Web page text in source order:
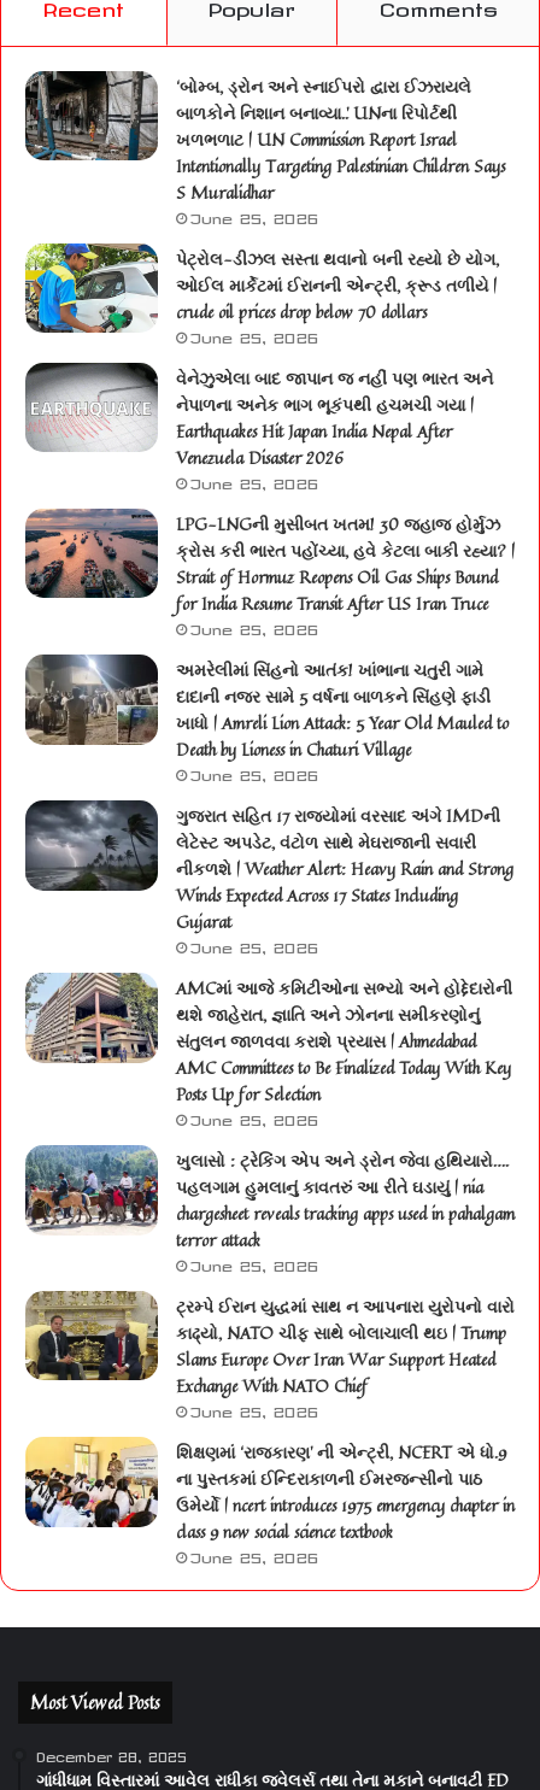
Recent Popular Comments
‘બોમ્બ, ડ્રોન અને સ્નાઈપરો દ્વારા ઈઝરાયલે
બાળકોને નિશાન બનાવ્યા..’ UNના રિપોર્ટથી
ખળભળાટ | UN Commission Report Israel
Intentionally Targeting Palestinian Children Says
S Muralidhar
June 25, 2026
પેટ્રોલ-ડીઝલ સસ્તા થવાનો બની રહ્યો છે યોગ,
ઓઈલ માર્કેટમાં ઈરાનની એન્ટ્રી, ક્રૂડ તળીયે |
crude oil prices drop below 70 dollars
June 25, 2026
વેનેઝુએલા બાદ જાપાન જ નહીં પણ ભારત અને
નેપાળના અનેક ભાગ ભૂકંપથી હચમચી ગયા |
Earthquakes Hit Japan India Nepal After
Venezuela Disaster 2026
June 25, 2026
LPG-LNGની મુસીબત ખતમ! 30 જહાજ હોર્મુઝ
ક્રોસ કરી ભારત પહોંચ્યા, હવે કેટલા બાકી રહ્યા? |
Strait of Hormuz Reopens Oil Gas Ships Bound
for India Resume Transit After US Iran Truce
June 25, 2026
અમરેલીમાં સિંહનો આતંક! ખાંભાના ચતુરી ગામે
દાદાની નજર સામે 5 વર્ષના બાળકને સિંહણે ફાડી
ખાધો | Amreli Lion Attack: 5 Year Old Mauled to
Death by Lioness in Chaturi Village
June 25, 2026
ગુજરાત સહિત 17 રાજ્યોમાં વરસાદ અંગે IMDની
લેટેસ્ટ અપડેટ, વંટોળ સાથે મેઘરાજાની સવારી
નીકળશે | Weather Alert: Heavy Rain and Strong
Winds Expected Across 17 States Including
Gujarat
June 25, 2026
AMCમાં આજે કમિટીઓના સભ્યો અને હોદ્દેદારોની
થશે જાહેરાત, જ્ઞાતિ અને ઝોનના સમીકરણોનું
સંતુલન જાળવવા કરાશે પ્રયાસ | Ahmedabad
AMC Committees to Be Finalized Today With Key
Posts Up for Selection
June 25, 2026
ખુલાસો : ટ્રેકિંગ એપ અને ડ્રોન જેવા હથિયારો….
પહલગામ હુમલાનું કાવતરું આ રીતે ઘડાયું | nia
chargesheet reveals tracking apps used in pahalgam
terror attack
June 25, 2026
ટ્રમ્પે ઈરાન યુદ્ધમાં સાથ ન આપનારા યુરોપનો વારો
કાઢ્યો, NATO ચીફ સાથે બોલાચાલી થઇ | Trump
Slams Europe Over Iran War Support Heated
Exchange With NATO Chief
June 25, 2026
શિક્ષણમાં ‘રાજકારણ’ ની એન્ટ્રી, NCERT એ ધો.9
ના પુસ્તકમાં ઈન્દિરાકાળની ઈમરજન્સીનો પાઠ
ઉમેર્યો | ncert introduces 1975 emergency chapter in
class 9 new social science textbook
June 25, 2026
Most Viewed Posts
December 28, 2025
ગાંધીધામ વિસ્તારમાં આવેલ રાધીકા જવેલર્સ તથા તેના મકાને બનાવટી ED